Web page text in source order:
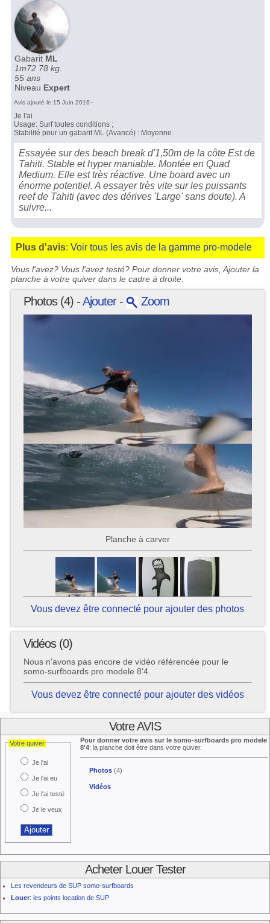
Gabarit ML
1m72 78 kg.
55 ans
Niveau Expert
Avis ajouté le 15 Juin 2016--
Je l'ai
Usage: Surf toutes conditions ;
Stabilité pour un gabarit ML (Avancé) : Moyenne
Essayée sur des beach break d'1,50m de la côte Est de
Tahiti. Stable et hyper maniable. Montée en Quad
Medium. Elle est très réactive. Une board avec un
énorme potentiel. A essayer très vite sur les puissants
reef de Tahiti (avec des dérives 'Large' sans doute). A
suivre...
Plus d'avis:Voir tous les avis de la gamme pro-modele
Vous l'avez? Vous l'avez testé? Pour donner votre avis, Ajouter la
planche à votre quiver dans le cadre à droite.
Photos (4) -Ajouter- Zoom
Planche à carver
Vous devez être connecté pour ajouter des photos
Vidéos (0)
Nous n'avons pas encore de vidéo référencée pour le
somo-surfboards pro modele 8'4.
Vous devez être connecté pour ajouter des vidéos
Votre AVIS
Votre quiver
Je l'ai
Je l'ai eu
Je l'ai testé
Je le veux
Pour donner votre avis sur le somo-surfboards pro modele
8'4: la planche doit être dans votre quiver.
Photos (4)
Vidéos
Acheter Louer Tester
Les revendeurs de SUP somo-surfboards
Louer: les points location de SUP